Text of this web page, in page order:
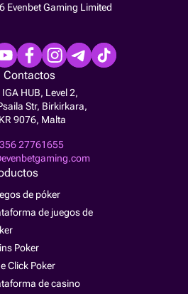
Evenbet Gaming Limited
de póker
de juegos de
Poker
Click Poker
de casino
Contactos
HUB, Level 2,
Str, Birkirkara,
9076, Malta
27761655